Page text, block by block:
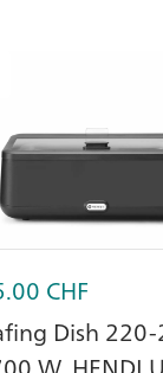
CHF
Dish